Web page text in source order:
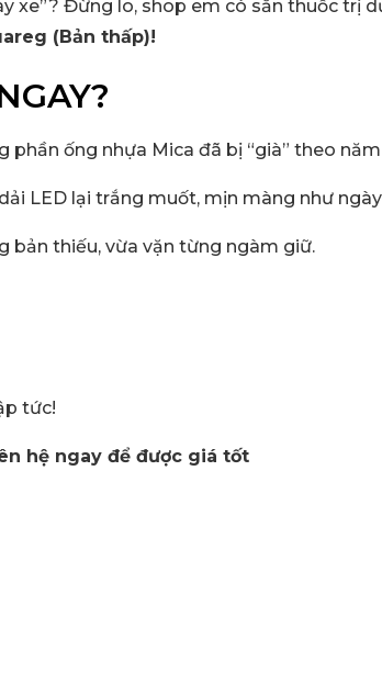
xe”? Đừng lo, shop em có sẵn thuốc trị
(Bản thấp)!
phần ống nhựa Mica đã bị “già” theo
LED lại trắng muốt, mịn màng như
bản thiếu, vừa vặn từng ngàm giữ.
tức!
hệ ngay để được giá tốt